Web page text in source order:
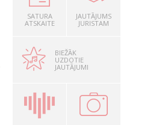
SATURA
ATSKAITE
JAUTĀJUMS
JURISTAM
BIEŽĀK
UZDOTIE
JAUTĀJUMI